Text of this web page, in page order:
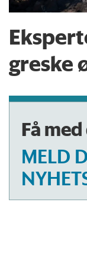
greske
Få
MELD